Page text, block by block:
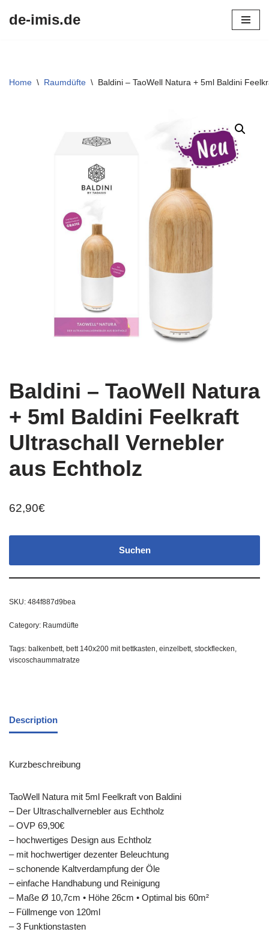
de-imis.de
Home \ Raumdüfte \ Baldini – TaoWell Natura + 5ml Baldini
Baldini – TaoWell Natura
+ 5ml Baldini Feelkraft
Ultraschall Vernebler
aus Echtholz
62,90€
Suchen
SKU: 484f887d9bea
Category: Raumdüfte
Tags: balkenbett, bett 140x200 mit bettkasten, einzelbett, stockflecken,
viscoschaummatratze
Description
Kurzbeschreibung
TaoWell Natura mit 5ml Feelkraft von Baldini
– Der Ultraschallvernebler aus Echtholz
– OVP 69,90€
– hochwertiges Design aus Echtholz
– mit hochwertiger dezenter Beleuchtung
– schonende Kaltverdampfung der Öle
– einfache Handhabung und Reinigung
– Maße Ø 10,7cm • Höhe 26cm • Optimal bis 60m²
– Füllmenge von 120ml
– 3 Funktionstasten